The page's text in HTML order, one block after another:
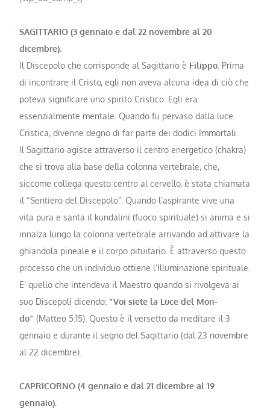
SAGITTARIO (3 gennaio e dal 22 novembre al 20
dicembre).
Il Discepolo che corrisponde al Sagittario è Filippo. Prima
di incontrare il Cristo, egli non aveva alcuna idea di ciò che
poteva significare uno spirito Cristico. Egli era
essenzialmente mentale. Quando fu pervaso dalla luce
Cristica, divenne degno di far parte dei dodici Immortali.
Il Sagittario agisce attraverso il centro energetico (chakra)
che si trova alla base della colonna vertebrale, che,
siccome collega questo centro al cervello, è stata chiamata
il “Sentiero del Discepolo”. Quando l’aspirante vive una
vita pura e santa il kundalini (fuoco spirituale) si anima e si
innalza lungo la colonna vertebrale arrivando ad attivare la
ghiandola pineale e il corpo pituitario. È attraverso questo
proces­so che un individuo ottiene l’Illuminazione spirituale.
E’ quello che intendeva il Maestro quando si rivolgeva ai
suo Discepoli dicendo: “Voi siete la Luce del Mon­
do” (Matteo 5:15). Questo è il versetto da meditare il 3
gennaio e durante il segno del Sagittario (dal 23 novembre
al 22 dicembre).
CAPRICORNO (4 gennaio e dal 21 dicem­bre al 19
gennaio).